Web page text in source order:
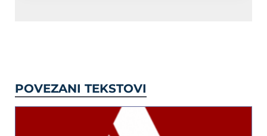
POVEZANI TEKSTOVI